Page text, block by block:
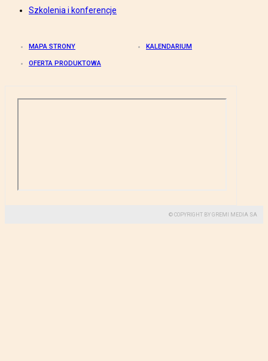
Szkolenia i konferencje
MAPA STRONY KALENDARIUM
OFERTA PRODUKTOWA
© COPYRIGHT BY GREMI MEDIA SA